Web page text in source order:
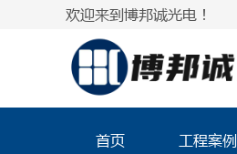
欢迎来到博邦诚光电！
首页 工程案例